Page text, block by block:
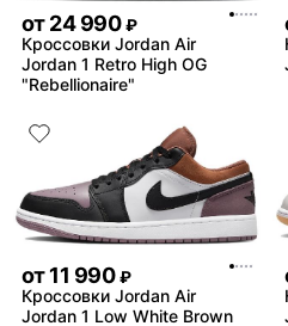
от24 990 ₽
Кроссовки Jordan Air
Jordan 1 Retro High OG
"Rebellionaire"
от11 990 ₽
Кроссовки Jordan Air
Jordan 1 Low White Brown